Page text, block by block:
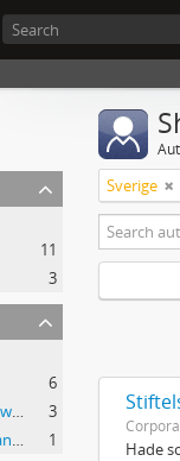
11
3
6
Rogge Library - National Library of Sweden
3
The National Library of Sweden - Manuscripts Collections
1
Sverige
Hade